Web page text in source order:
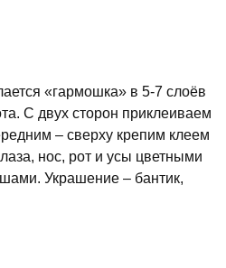
«гармошка» в 5-7 слоёв
С двух сторон приклеиваем
– сверху крепим клеем
нос, рот и усы цветными
Украшение – бантик,